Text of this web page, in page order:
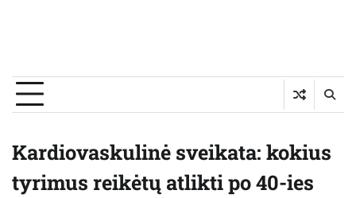
Kardiovaskulinė sveikata: kokius
tyrimus reikėtų atlikti po 40-ies